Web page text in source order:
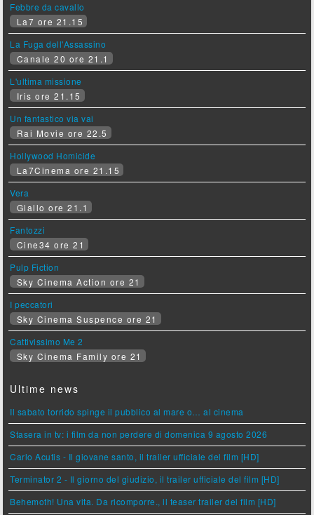
Febbre da cavallo
La7 ore 21.15
La Fuga dell'Assassino
Canale 20 ore 21.1
L'ultima missione
Iris ore 21.15
Un fantastico via vai
Rai Movie ore 22.5
Hollywood Homicide
La7Cinema ore 21.15
Vera
Giallo ore 21.1
Fantozzi
Cine34 ore 21
Pulp Fiction
Sky Cinema Action ore 21
I peccatori
Sky Cinema Suspence ore 21
Cattivissimo Me 2
Sky Cinema Family ore 21
Ultime news
Il sabato torrido spinge il pubblico al mare o… al cinema
Stasera in tv: i film da non perdere di domenica 9 agosto 2026
Carlo Acutis - Il giovane santo, il trailer ufficiale del film [HD]
Terminator 2 - Il giorno del giudizio, il trailer ufficiale del film [HD]
Behemoth! Una vita. Da ricomporre., il teaser trailer del film [HD]